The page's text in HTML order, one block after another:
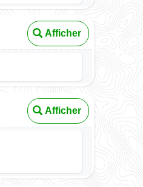
Afficher
Afficher